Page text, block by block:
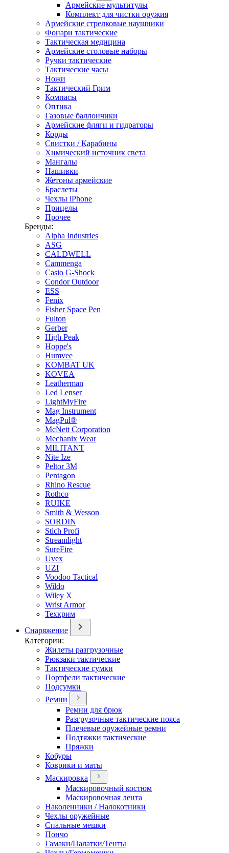
Армейские мультитулы
Комплект для чистки оружия
Армейские стрелковые наушники
Фонари тактические
Тактическая медицина
Армейские столовые наборы
Ручки тактические
Тактические часы
Ножи
Тактический Грим
Компасы
Оптика
Газовые баллончики
Армейские фляги и гидраторы
Корды
Свистки / Карабины
Химический источник света
Мангалы
Нашивки
Жетоны армейские
Браслеты
Чехлы iPhone
Прицелы
Прочее
Бренды:
Alpha Industries
ASG
CALDWELL
Cammenga
Casio G-Shock
Condor Outdoor
ESS
Fenix
Fisher Space Pen
Fulton
Gerber
High Peak
Hoppe's
Humvee
KOMBAT UK
KOVEA
Leatherman
Led Lenser
LightMyFire
Mag Instrument
MagPul®
McNett Corporation
Mechanix Wear
MILITANT
Nite Ize
Peltor 3M
Pentagon
Rhino Rescue
Rothco
RUIKE
Smith & Wesson
SORDIN
Stich Profi
Streamlight
SureFire
Uvex
UZI
Voodoo Tactical
Wildo
Wiley X
Wrist Armor
Техкрим
Снаряжение
Категории:
Жилеты разгрузочные
Рюкзаки тактические
Тактические сумки
Портфели тактические
Подсумки
Ремни
Ремни для брюк
Разгрузочные тактические пояса
Плечевые оружейные ремни
Подтяжки тактические
Пряжки
Кобуры
Коврики и маты
Маскировка
Маскировочный костюм
Маскировочная лента
Наколенники / Налокотники
Чехлы оружейные
Спальные мешки
Пончо
Гамаки/Палатки/Тенты